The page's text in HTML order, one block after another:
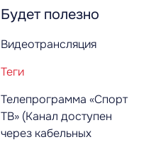
Будет полезно
Видеотрансляция
Теги
Телепрограмма «Спорт
ТВ» (Канал доступен
через кабельных